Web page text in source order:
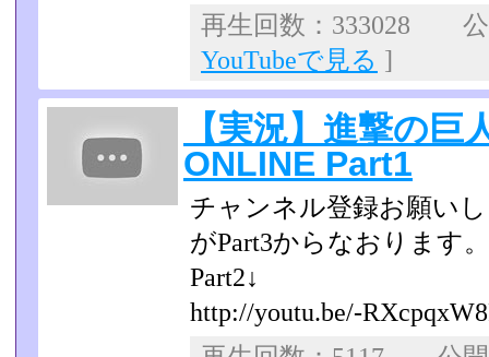
再生回数：333028
YouTubeで見る ]
【実況】進撃の
ONLINE Part1
チャンネル登録お願い
がPart3からなおります。
Part2↓
http://youtu.be/-